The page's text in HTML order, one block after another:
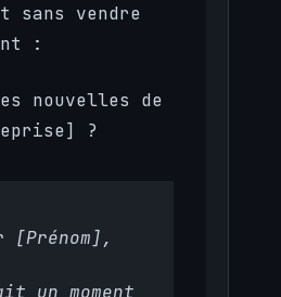
sans vendre
:
nouvelles de
?
[Prénom],
un moment